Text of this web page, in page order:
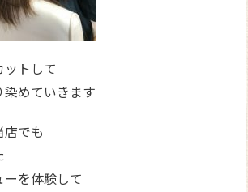
トして
めていきます
店でも
を体験して